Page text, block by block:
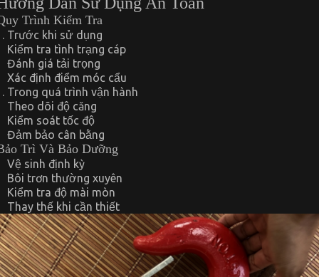
Trình Kiểm Tra
Trước khi sử dụng
Kiểm tra tình trạng cáp
Đánh giá tải trọng
Xác định điểm móc cẩu
Trong quá trình vận hành
Theo dõi độ căng
Kiểm soát tốc độ
Đảm bảo cân bằng
Trì Và Bảo Dưỡng
Vệ sinh định kỳ
Bôi trơn thường xuyên
Kiểm tra độ mài mòn
Thay thế khi cần thiết